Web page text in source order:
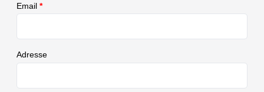
Email *
Adresse